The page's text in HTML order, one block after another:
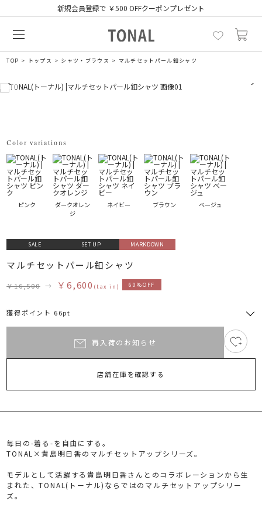
新規会員登録で ￥500 OFFクーポンプレゼント
TOP トップス シャツ・ブラウス マルチセットパール釦シャツ
Color variations
ピンク
ダークオレン
ジ
ネイビー ブラウン ベージュ
SALE SET UP MARKDOWN
マルチセットパール釦シャツ
￥16,500 → ￥6,600 (tax in) 60%OFF
獲得ポイント 66pt
ポイント
旧 MS PASSPORTポイント
再入荷のお知らせ
店舗在庫を確認する
毎日の-着る-を自由にする。
TONAL×貴島明日香のマルチセットアップシリーズ。
モデルとして活躍する貴島明日香さんとのコラボレーションから生
まれた、TONAL(トーナル)ならではのマルチセットアップシリー
ズ。